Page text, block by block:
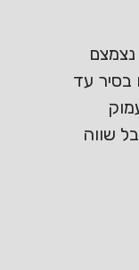
בסיר עד
שווה